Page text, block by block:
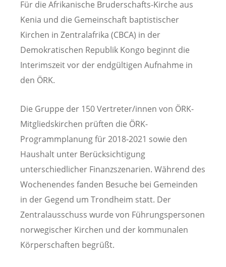
Für die Afrikanische Bruderschafts-Kirche aus
Kenia und die Gemeinschaft baptistischer
Kirchen in Zentralafrika (CBCA) in der
Demokratischen Republik Kongo beginnt die
Interimszeit vor der endgültigen Aufnahme in
den ÖRK.
Die Gruppe der 150 Vertreter/innen von ÖRK-
Mitgliedskirchen prüften die ÖRK-
Programmplanung für 2018-2021 sowie den
Haushalt unter Berücksichtigung
unterschiedlicher Finanzszenarien. Während des
Wochenendes fanden Besuche bei Gemeinden
in der Gegend um Trondheim statt. Der
Zentralausschuss wurde von Führungspersonen
norwegischer Kirchen und der kommunalen
Körperschaften begrüßt.